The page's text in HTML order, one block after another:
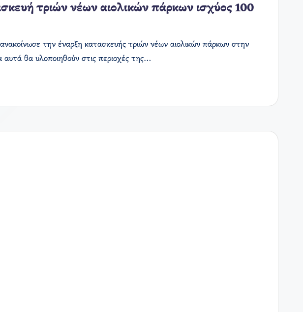
τριών νέων αιολικών πάρκων ισχύος 100
την έναρξη κατασκευής τριών νέων αιολικών πάρκων στην
θα υλοποιηθούν στις περιοχές της…